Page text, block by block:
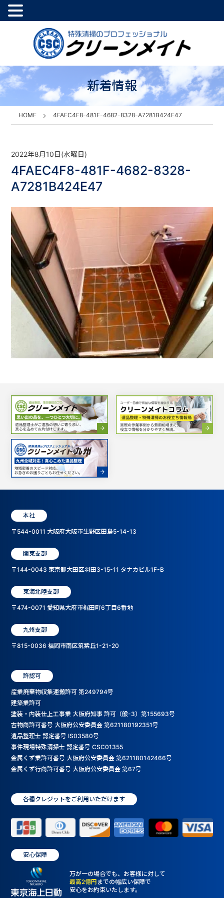
新着情報
HOME 4FAEC4F8-481F-4682-8328-A7281B424E47
2022年8月10日(水曜日)
4FAEC4F8-481F-4682-8328-
A7281B424E47
本社
〒544-0011 大阪府大阪市生野区田島5-14-13
関東支部
〒144-0043 東京都大田区羽田3-15-11 タナカビル1F-B
東海北陸支部
〒474-0071 愛知県大府市梶田町6丁目6番地
九州支部
〒815-0036 福岡市南区筑紫丘1-21-20
許認可
産業廃棄物収集運搬許可 第249794号
建築業許可
塗装・内装仕上工事業 大阪府知事 許可（般-3）第155693号
古物商許可番号 大阪府公安委員会 第621180192351号
遺品整理士 認定番号 IS03580号
事件現場特殊清掃士 認定番号 CSC01355
金属くず業許可番号 大阪府公安委員会 第621180142466号
金属くず行商許可番号 大阪府公安委員会 第67号
各種クレジットをご利用いただけます
安心保障
万が一の場合でも、お客様に対して
最高2億円 までの幅広い保障で
安心をお約束いたします。